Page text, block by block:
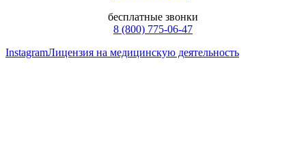
бесплатные звонки
8 (800) 775-06-47
InstagramЛицензия на медицинскую деятельность